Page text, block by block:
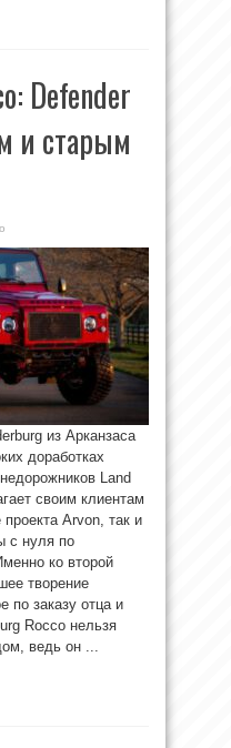
Defender
и старым
из Арканзаса
доработках
Land
своим клиентам
Arvon, так и
с нуля по
ко второй
творение
по заказу отца и
Rocco нельзя
ведь он ...